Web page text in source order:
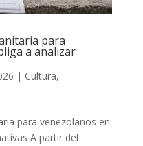
para
a analizar
| Cultura,
para venezolanos en
A partir del